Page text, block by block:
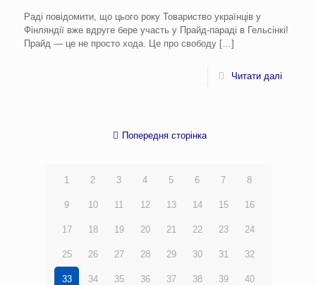
Раді повідомити, що цього року Товариство українців у
Фінляндії вже вдруге бере участь у Прайд-параді в Гельсінкі!
Прайд — це не просто хода. Це про свободу[…]
Читати далі
Попередня сторінка
1 2 3 4 5 6 7 8
9 10 11 12 13 14 15 16
17 18 19 20 21 22 23 24
25 26 27 28 29 30 31 32
33 34 35 36 37 38 39 40